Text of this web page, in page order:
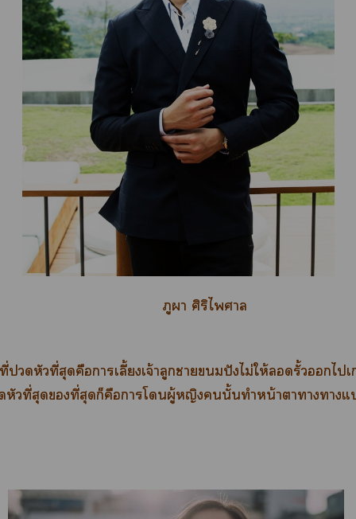
ภูา ศิริไา
หัวที่สุดคือาเลี้ยงเจ้าลูกาปังไม่ให้รั้วไเ
วที่สุดที่สุดก็คือาโผู้หญิงนั้นทำหน้าาาาแ